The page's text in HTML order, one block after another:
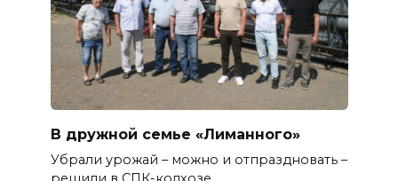
В дружной семье «Лиманного»
Убрали урожай – можно и отпраздновать –